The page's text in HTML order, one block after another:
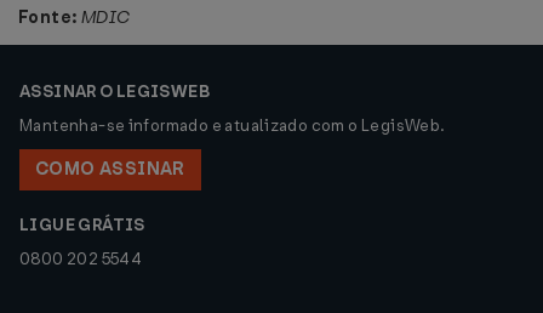
Fonte: MDIC
ASSINAR O LEGISWEB
Mantenha-se informado e atualizado com o LegisWeb.
COMO ASSINAR
LIGUE GRÁTIS
0800 202 5544